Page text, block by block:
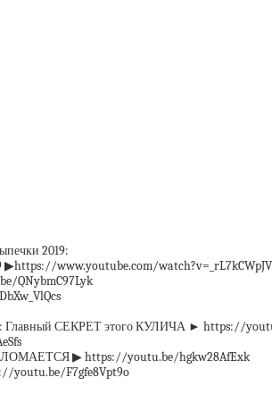
2019:
QNybmC97Lyk
СЕКРЕТ этого КУЛИЧА ► https://
▶ https://youtu.be/hgkw28AfExk
youtu.be/F7gfe8Vpt9o